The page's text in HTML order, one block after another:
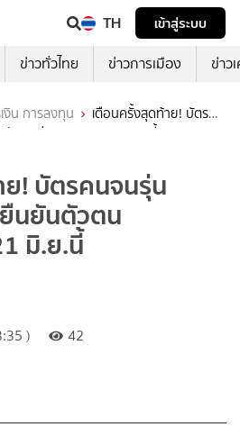
TH
เข้าสู่ระบบ
ข่าวทั่วไทย ข่าวการเมือง ข่าว
งิน การลงทุน
เตือนครั้งสุดท้าย! บัตร
ตัวตนด่วน หมดเขต 21 มิ.ย.นี้
! บัตรคนจนรุ่น
ยืนยันตัวตน
มิ.ย.นี้
)
42